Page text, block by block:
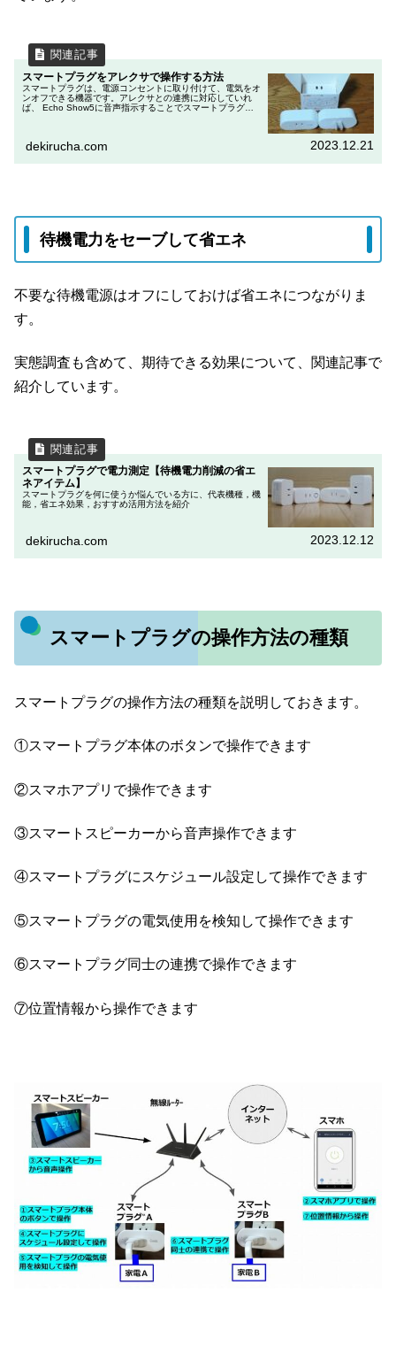
スマートプラグをアレクサで操作する方法
スマートプラグは、電源コンセントに取り付けて、電気をオ
ンオフできる機器です。アレクサとの連携に対応していれ
ば、 Echo Show5に音声指示することでスマートプラグの
dekirucha.com 2023.12.21
待機電力をセーブして省エネ
不要な待機電源はオフにしておけば省エネにつながりま
す。
実態調査も含めて、期待できる効果について、関連記事で
紹介しています。
スマートプラグで電力測定【待機電力削減の省エ
ネアイテム】
スマートプラグを何に使うか悩んでいる方に、代表機種，機
能，省エネ効果，おすすめ活用方法を紹介
dekirucha.com 2023.12.12
スマートプラグの操作方法の種類
スマートプラグの操作方法の種類を説明しておきます。
①スマートプラグ本体のボタンで操作できます
②スマホアプリで操作できます
③スマートスピーカーから音声操作できます
④スマートプラグにスケジュール設定して操作できます
⑤スマートプラグの電気使用を検知して操作できます
⑥スマートプラグ同士の連携で操作できます
⑦位置情報から操作できます